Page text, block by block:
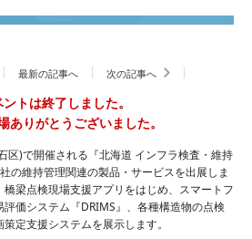
最新の記事へ 次の記事へ
トは終了しました。
ありがとうございました。
区)で開催される『北海道 インフラ検査・維持
の維持管理関連の製品・サービスを出展しま
梁点検現場支援アプリをはじめ、スマートフ
価システム『DRIMS』、各種構造物の点検
定支援システムを展示します。